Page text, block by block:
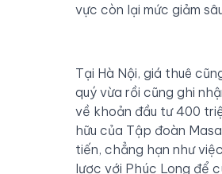
vực còn lại mức giảm
Tại Hà Nội, giá thuê
quý vừa rồi cũng ghi
về khoản đầu tư 400
hữu của Tập đoàn
tiến, chẳng hạn như
lược với Phúc Long để